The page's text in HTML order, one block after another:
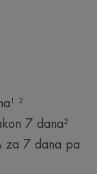
²
7 dana²
za 7 dana pa